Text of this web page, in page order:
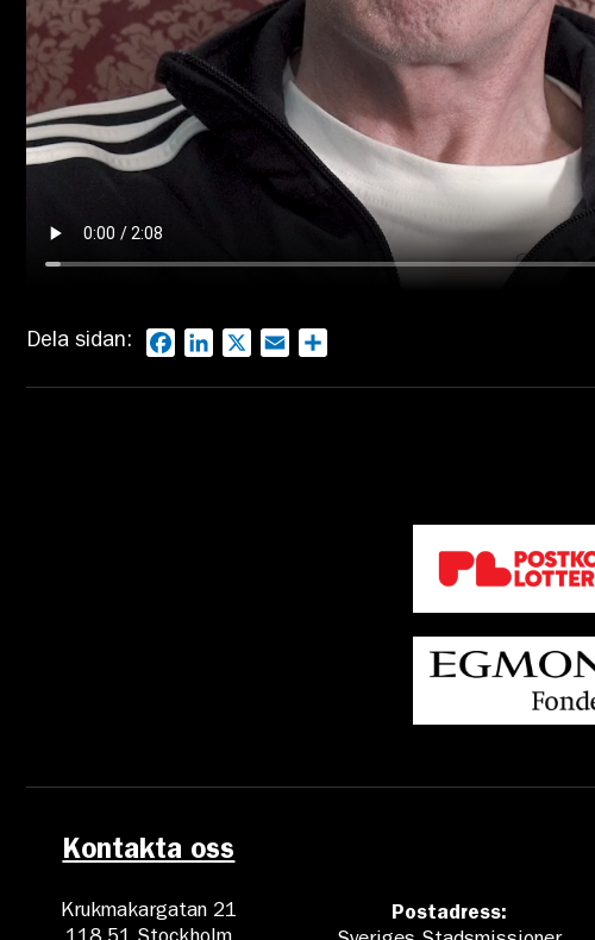
Dela sidan: FacebookLinkedIn Email
Kontakta oss
Krukmakargatan 21
Postadress: